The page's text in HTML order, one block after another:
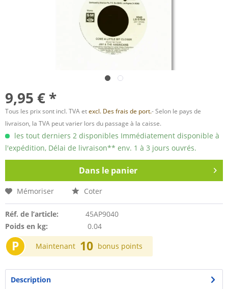
9,95 € *
Tous les prix sont incl. TVA etexcl. Des frais de port.- Selon le pays de
livraison, la TVA peut varier lors du passage à la caisse.
les tout derniers 2 disponibles Immédiatement disponible à
l'expédition, Délai de livraison** env. 1 à 3 jours ouvrés.
Dans le panier
Mémoriser Coter
Réf. de l’article:
45AP9040
Poids en kg:
0.04
P Maintenant 10 bonus points
Description